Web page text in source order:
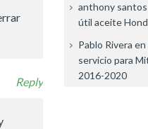
Reply
anthony santos
útil aceite
Pablo Rivera en
servicio para
2016-2020